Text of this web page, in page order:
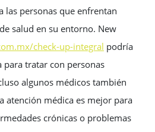
las personas que enfrentan
salud en su entorno. New
check-up-integral podría
para tratar con personas
algunos médicos también
atención médica es mejor para
crónicas o problemas